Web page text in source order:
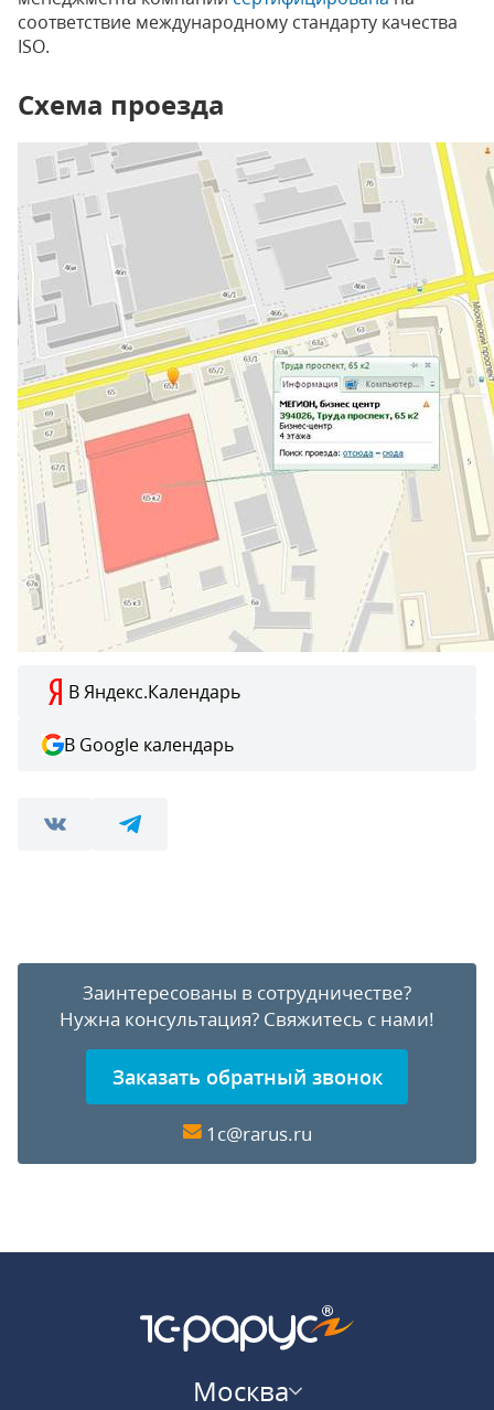
соответствие международному стандарту качества
ISO.
Схема проезда
В Яндекс.Календарь
В Google календарь
Заинтересованы в сотрудничестве?
Нужна консультация? Свяжитесь с нами!
Заказать обратный звонок
1c@rarus.ru
Москва